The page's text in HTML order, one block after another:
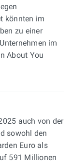
könnten im
zu einer
im
About You
auch von der
sowohl den
Euro als
591 Millionen